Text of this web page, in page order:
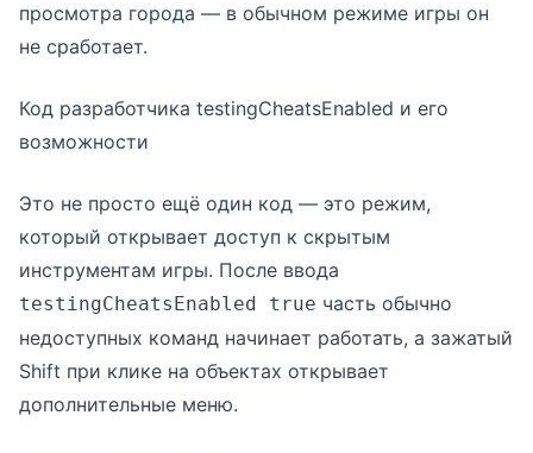
просмотра города — в обычном режиме игры он
не сработает.
Код разработчика testingCheatsEnabled и его
возможности
Это не просто ещё один код — это режим,
который открывает доступ к скрытым
инструментам игры. После ввода
testingCheatsEnabled true часть обычно
недоступных команд начинает работать, а зажатый
Shift при клике на объектах открывает
дополнительные меню.